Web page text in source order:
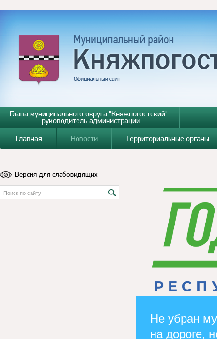
Глава муниципального округа "Княжпогостский" -
руководитель администрации
Главная
Новости Территориальные органы
Версия для слабовидящих
Не убран
на дороге,